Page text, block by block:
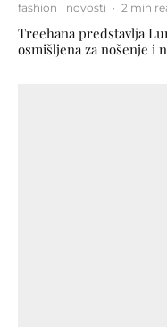
fashion novosti · 2 min
Treehana predstavlja
osmišljena za nošenje i